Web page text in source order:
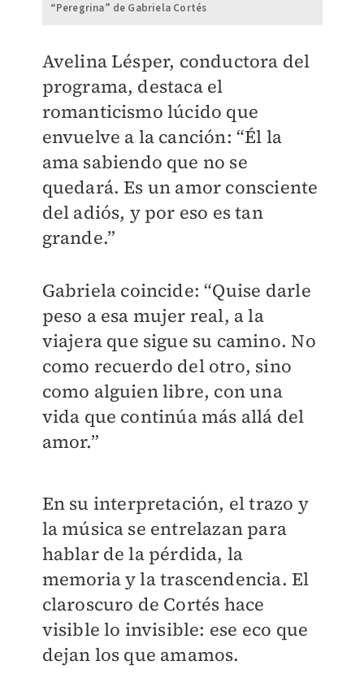
“Peregrina” de Gabriela Cortés
​Avelina Lésper, conductora del
programa, destaca el
romanticismo lúcido que
envuelve a la canción: “Él la
ama sabiendo que no se
quedará. Es un amor consciente
del adiós, y por eso es tan
grande.”
Gabriela coincide: “Quise darle
peso a esa mujer real, a la
viajera que sigue su camino. No
como recuerdo del otro, sino
como alguien libre, con una
vida que continúa más allá del
amor.”
En su interpretación, el trazo y
la música se entrelazan para
hablar de la pérdida, la
memoria y la trascendencia. El
claroscuro de Cortés hace
visible lo invisible: ese eco que
dejan los que amamos.